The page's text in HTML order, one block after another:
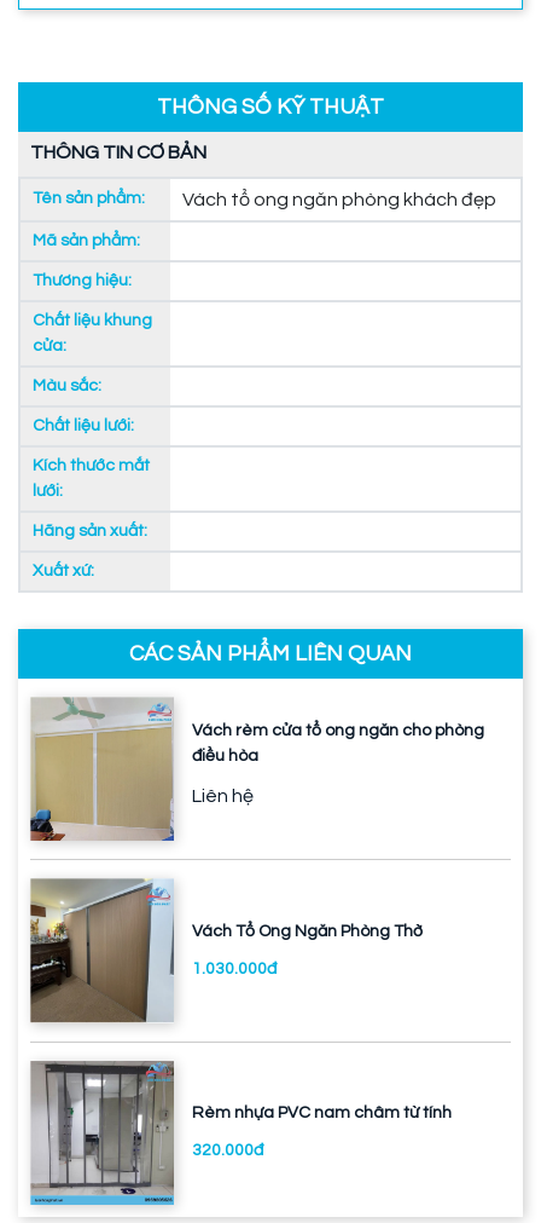
THÔNG SỐ KỸ THUẬT
THÔNG TIN CƠ BẢN
Tên sản phẩm: Vách tổ ong ngăn phòng khách đẹp
Mã sản phẩm:
Thương hiệu:
Chất liệu khung
cửa:
Màu sắc:
Chất liệu lưới:
Kích thước mắt
lưới:
Hãng sản xuất:
Xuất xứ:
CÁC SẢN PHẨM LIÊN QUAN
Vách rèm cửa tổ ong ngăn cho phòng
điều hòa
Liên hệ
Vách Tổ Ong Ngăn Phòng Thờ
1.030.000đ
Rèm nhựa PVC nam châm từ tính
320.000đ